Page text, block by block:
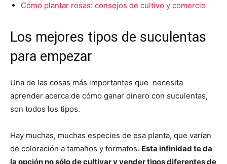
Cómo plantar rosas: consejos de cultivo y comercio
Los mejores tipos de suculentas
para empezar
Una de las cosas más importantes que necesita
aprender acerca de cómo ganar dinero con suculentas,
son todos los tipos.
Hay muchas, muchas especies de esa planta, que varían
de coloración a tamaños y formatos. Esta infinidad te da
la opción no sólo de cultivar y vender tipos diferentes de